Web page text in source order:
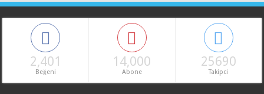
2,401
Beğeni
14,000
Abone
25690
Takipci